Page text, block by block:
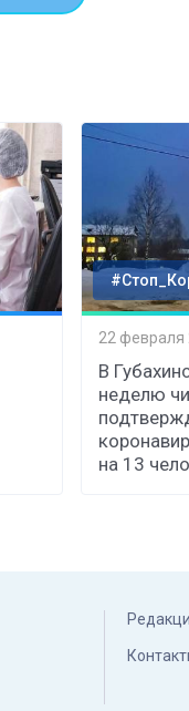
22 февраля
В
неделю
на 13